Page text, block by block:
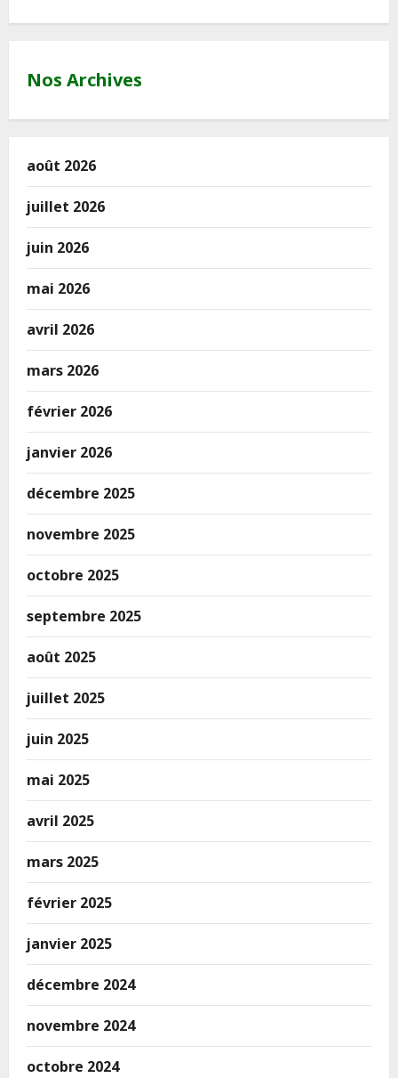
Nos Archives
août 2026
juillet 2026
juin 2026
mai 2026
avril 2026
mars 2026
février 2026
janvier 2026
décembre 2025
novembre 2025
octobre 2025
septembre 2025
août 2025
juillet 2025
juin 2025
mai 2025
avril 2025
mars 2025
février 2025
janvier 2025
décembre 2024
novembre 2024
octobre 2024